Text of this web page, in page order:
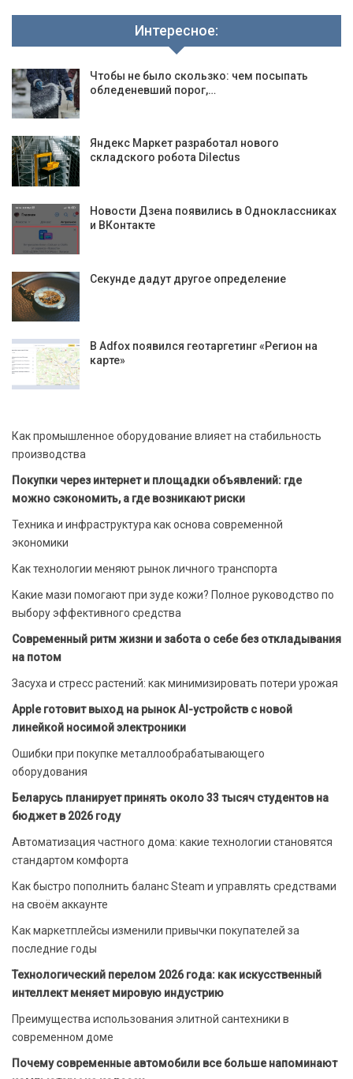
Интересное:
Чтобы не было скользко: чем посыпать
обледеневший порог,…
Яндекс Маркет разработал нового
складского робота Dilectus
Новости Дзена появились в Одноклассниках
и ВКонтакте
Секунде дадут другое определение
В Adfox появился геотаргетинг «Регион на
карте»
Как промышленное оборудование влияет на стабильность
производства
Покупки через интернет и площадки объявлений: где
можно сэкономить, а где возникают риски
Техника и инфраструктура как основа современной
экономики
Как технологии меняют рынок личного транспорта
Какие мази помогают при зуде кожи? Полное руководство по
выбору эффективного средства
Современный ритм жизни и забота о себе без откладывания
на потом
Засуха и стресс растений: как минимизировать потери урожая
Apple готовит выход на рынок AI-устройств с новой
линейкой носимой электроники
Ошибки при покупке металлообрабатывающего
оборудования
Беларусь планирует принять около 33 тысяч студентов на
бюджет в 2026 году
Автоматизация частного дома: какие технологии становятся
стандартом комфорта
Как быстро пополнить баланс Steam и управлять средствами
на своём аккаунте
Как маркетплейсы изменили привычки покупателей за
последние годы
Технологический перелом 2026 года: как искусственный
интеллект меняет мировую индустрию
Преимущества использования элитной сантехники в
современном доме
Почему современные автомобили все больше напоминают